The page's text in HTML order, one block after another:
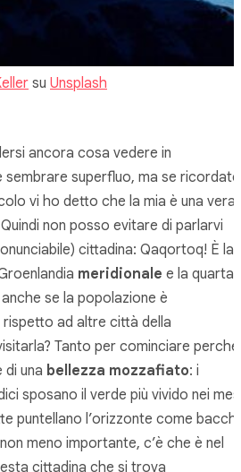
su Unsplash
ancora cosa vedere in
superfluo, ma se ricordate
vi ho detto che la mia è una vera
non posso evitare di parlarvi
cittadina: Qaqortoq! È la
meridionale e la quarta
se la popolazione è
ad altre città della
Tanto per cominciare perché
una bellezza mozzafiato: i
sposano il verde più vivido nei
puntellano l’orizzonte come
meno importante, c’è che è nel
cittadina che si trova